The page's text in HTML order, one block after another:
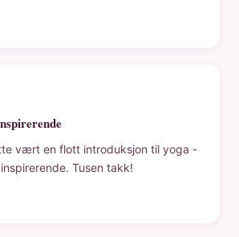
vært en flott introduksjon til yoga -
Tusen takk!